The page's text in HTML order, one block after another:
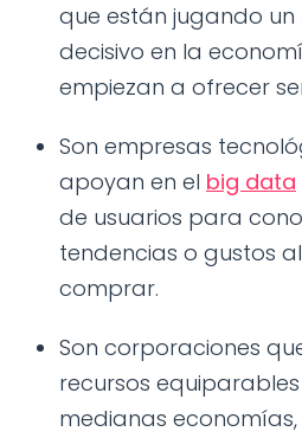
que están jugando
decisivo en la
empiezan a ofrecer
Son empresas
apoyan en el big data
de usuarios para
tendencias o gustos
comprar.
Son corporaciones
recursos
medianas